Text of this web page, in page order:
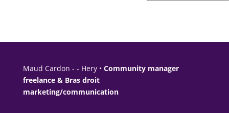
Maud Cardon - - Hery •Community manager
freelance & Bras droit
marketing/communication